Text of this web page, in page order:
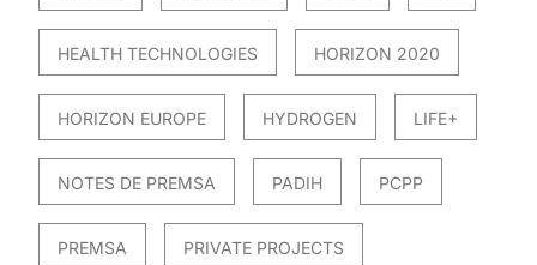
HEALTH TECHNOLOGIES HORIZON 2020
HORIZON EUROPE HYDROGEN LIFE+
NOTES DE PREMSA PADIH PCPP
PREMSA PRIVATE PROJECTS